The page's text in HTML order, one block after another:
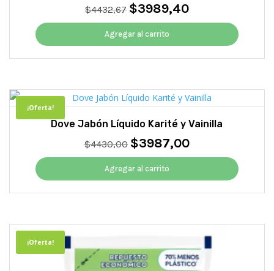
$4432,67 El
precio
original
era:
$4432,67.
$3989,40El
precio
es:
$3989,40.
Agregar al carrito
¡Oferta!
Dove Jabón Líquido Karité y Vainilla
$4430,00 El
precio
original
era:
$4430,00.
$3987,00El
precio
es:
$3987,00.
Agregar al carrito
¡Oferta!